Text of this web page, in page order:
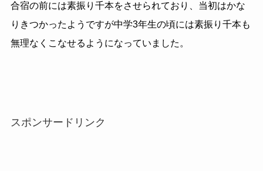
合宿の前には素振り千本をさせられており、当初はかな
りきつかったようですが中学3年生の頃には素振り千本も
無理なくこなせるようになっていました。
スポンサードリンク